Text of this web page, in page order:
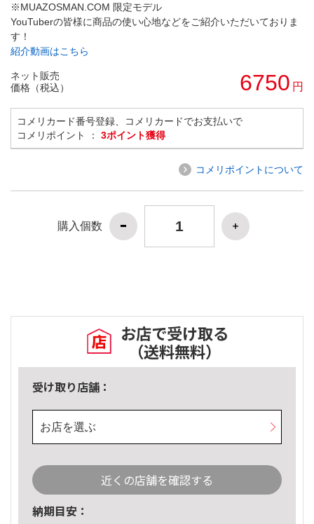
※MUAZOSMAN.COM 限定モデル
YouTuberの皆様に商品の使い心地などをご紹介いただいておりま
す！
紹介動画はこちら
ネット販売
価格（税込）
6750 円
コメリカード番号登録、コメリカードでお支払いで
コメリポイント ： 3ポイント獲得
コメリポイントについて
購入個数
お店で受け取る
（送料無料）
受け取り店舗：
お店を選ぶ
近くの店舗を確認する
納期目安：